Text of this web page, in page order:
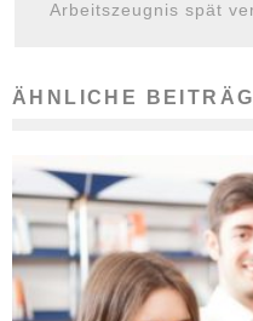
Arbeitszeugnis spät
ÄHNLICHE